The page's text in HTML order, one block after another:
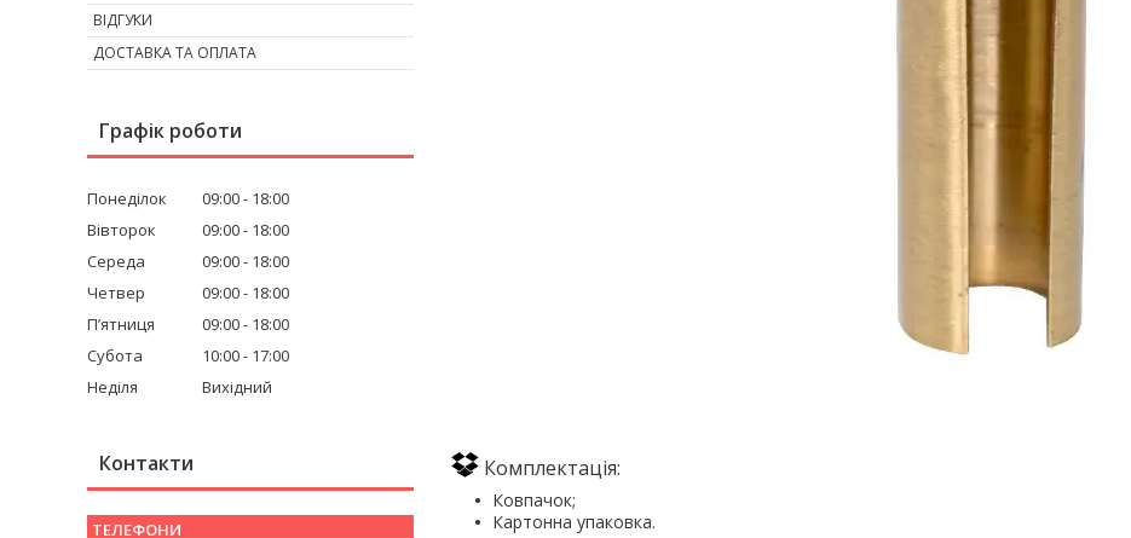
Комплектація:
Ковпачок;
Картонна упаковка.
ВІДГУКИ
ДОСТАВКА ТА ОПЛАТА
Графік роботи
Понеділок 09:00
18:00
Вівторок
09:00
18:00
Середа
09:00
18:00
Четвер
09:00
18:00
Пʼятниця
09:00
18:00
Субота
10:00
17:00
Неділя
Вихідний
Контакти